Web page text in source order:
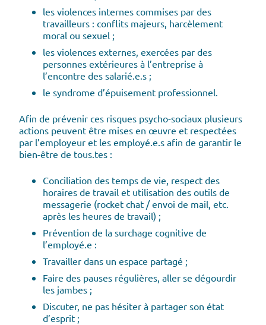
les violences internes commises par des
travailleurs : conflits majeurs, harcèlement
moral ou sexuel ;
les violences externes, exercées par des
personnes extérieures à l’entreprise à
l’encontre des salarié.e.s ;
le syndrome d’épuisement professionnel.
Afin de prévenir ces risques psycho-sociaux plusieurs
actions peuvent être mises en œuvre et respectées
par l’employeur et les employé.e.s afin de garantir le
bien-être de tous.tes :
Conciliation des temps de vie, respect des
horaires de travail et utilisation des outils de
messagerie (rocket chat / envoi de mail, etc.
après les heures de travail) ;
Prévention de la surchage cognitive de
l’employé.e :
Travailler dans un espace partagé ;
Faire des pauses régulières, aller se dégourdir
les jambes ;
Discuter, ne pas hésiter à partager son état
d’esprit ;